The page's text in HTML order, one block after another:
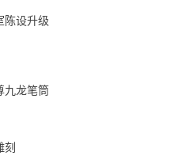
陈设升级
九龙笔筒
刻